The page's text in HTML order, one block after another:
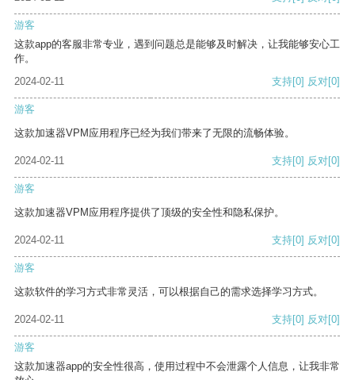
游客
这款app的客服非常专业，遇到问题总是能够及时解决，让我能够安心工
作。
2024-02-11
支持[0] 反对[0]
游客
这款加速器VPM应用程序已经为我们带来了无限的流畅体验。
2024-02-11 支持[0] 反对[0]
游客
这款加速器VPM应用程序提供了顶级的安全性和隐私保护。
2024-02-11 支持[0] 反对[0]
游客
这款软件的学习方式非常灵活，可以根据自己的需求选择学习方式。
2024-02-11 支持[0] 反对[0]
游客
这款加速器app的安全性很高，使用过程中不会泄露个人信息，让我非常